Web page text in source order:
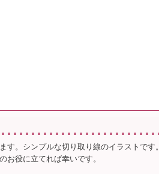
す。シンプルな切り取り線のイラストです
お役に立てれば幸いです。